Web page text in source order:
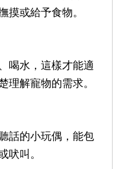
摸或給予食物。
喝水，這樣才能適
理解寵物的需求。
話的小玩偶，能包
吠叫。